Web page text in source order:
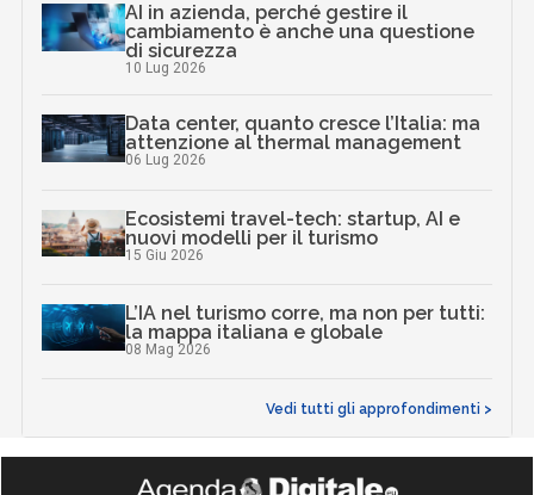
AI in azienda, perché gestire il
cambiamento è anche una questione
di sicurezza
10 Lug 2026
Data center, quanto cresce l’Italia: ma
attenzione al thermal management
06 Lug 2026
Ecosistemi travel-tech: startup, AI e
nuovi modelli per il turismo
15 Giu 2026
L’IA nel turismo corre, ma non per tutti:
la mappa italiana e globale
08 Mag 2026
Vedi tutti gli approfondimenti >